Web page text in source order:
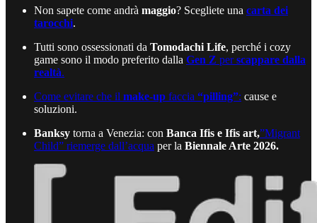
Non sapete come andrà maggio? Scegliete una carta dei
tarocchi.
Tutti sono ossessionati da Tomodachi Life, perché i cozy
game sono il modo preferito dalla Gen Z perscappare dalla
realtà.
Come evitare che il make-up faccia “pilling”: cause e
soluzioni.
Banksy torna a Venezia: con Banca Ifis e Ifis art,”Migrant
Child” riemerge dall’acqua per la Biennale Arte 2026.